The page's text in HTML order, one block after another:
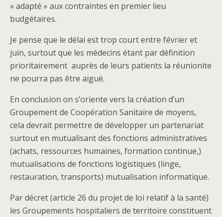
« adapté » aux contraintes en premier lieu
budgétaires.
Je pense que le délai est trop court entre février et
juin, surtout que les médecins étant par définition
prioritairement auprès de leurs patients la réunionite
ne pourra pas être aiguë.
En conclusion on s’oriente vers la création d’un
Groupement de Coopération Sanitaire de moyens,
cela devrait permettre de développer un partenariat
surtout en mutualisant des fonctions administratives
(achats, ressources humaines, formation continue,)
mutualisations de fonctions logistiques (linge,
restauration, transports) mutualisation informatique.
Par décret (article 26 du projet de loi relatif à la santé)
les Groupements hospitaliers de territoire constituent